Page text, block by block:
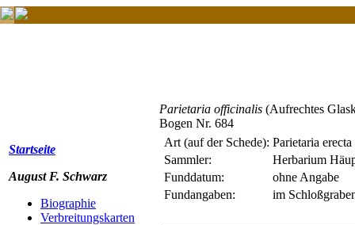
Startseite
August F. Schwarz
Biographie
Verbreitungskarten
Parietaria officinalis (Aufrechtes
Bogen Nr. 684
Art (auf der Schede): Parietaria erecta
Sammler:
Herbarium
Funddatum:
ohne Angabe
Fundangaben:
im